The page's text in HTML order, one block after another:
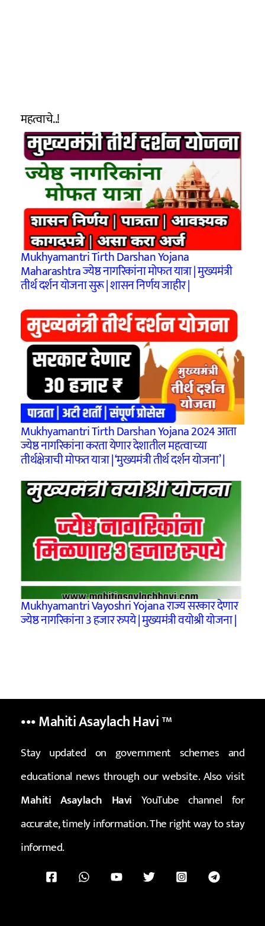
महत्वाचे..!
Mukhyamantri Tirth Darshan Yojana
Maharashtra ज्येष्ठ नागरिकांना मोफत यात्रा | मुख्यमंत्री
तीर्थ दर्शन योजना सुरू | शासन निर्णय जाहीर |
Mukhyamantri Tirth Darshan Yojana 2024 आता
ज्येष्ठ नागरिकांना करता येणार देशातील महत्वाच्या
तीर्थक्षेत्राची मोफत यात्रा | ‘मुख्यमंत्री तीर्थ दर्शन योजना’ |
Mukhyamantri Vayoshri Yojana राज्य सरकार देणार
ज्येष्ठ नागरिकांना 3 हजार रुपये | मुख्यमंत्री वयोश्री योजना |
••• Mahiti Asaylach Havi™
Stay updated on government schemes and
educational news through our website. Also visit
Mahiti Asaylach Havi YouTube channel for
accurate, timely information. The right way to stay
informed.